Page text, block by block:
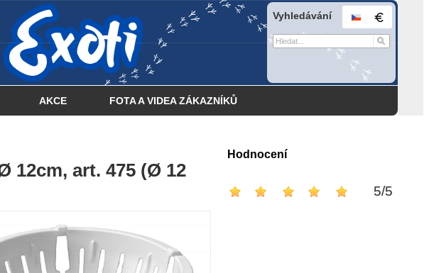
Vyhledávání
AKCE FOTA A VIDEA ZÁKAZNÍKŮ
Hodnocení
5/5
12cm, art. 475 (Ø 12